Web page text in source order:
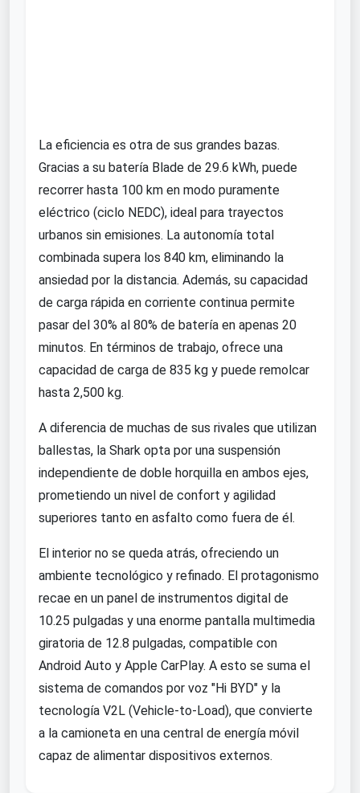
La eficiencia es otra de sus grandes bazas.
Gracias a su batería Blade de 29.6 kWh, puede
recorrer hasta 100 km en modo puramente
eléctrico (ciclo NEDC), ideal para trayectos
urbanos sin emisiones. La autonomía total
combinada supera los 840 km, eliminando la
ansiedad por la distancia. Además, su capacidad
de carga rápida en corriente continua permite
pasar del 30% al 80% de batería en apenas 20
minutos. En términos de trabajo, ofrece una
capacidad de carga de 835 kg y puede remolcar
hasta 2,500 kg.
A diferencia de muchas de sus rivales que utilizan
ballestas, la Shark opta por una suspensión
independiente de doble horquilla en ambos ejes,
prometiendo un nivel de confort y agilidad
superiores tanto en asfalto como fuera de él.
El interior no se queda atrás, ofreciendo un
ambiente tecnológico y refinado. El protagonismo
recae en un panel de instrumentos digital de
10.25 pulgadas y una enorme pantalla multimedia
giratoria de 12.8 pulgadas, compatible con
Android Auto y Apple CarPlay. A esto se suma el
sistema de comandos por voz "Hi BYD" y la
tecnología V2L (Vehicle-to-Load), que convierte
a la camioneta en una central de energía móvil
capaz de alimentar dispositivos externos.